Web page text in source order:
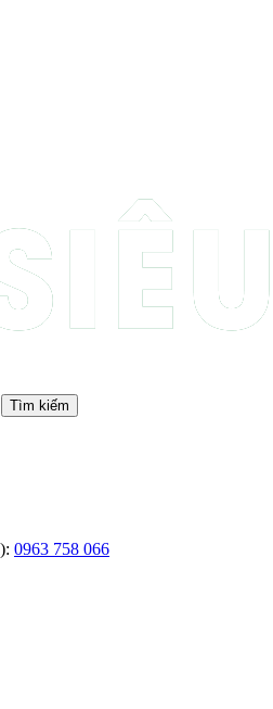
Tìm kiếm
0963 758 066